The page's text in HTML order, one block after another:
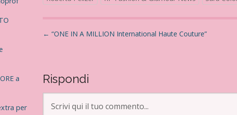
N
i
g
a
← “ONE IN A MILLION International Haute Couture”
Rispondi
a
per